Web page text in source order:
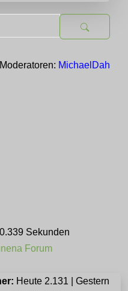
Moderatoren: MichaelDah
Sekunden
Forum
Heute 2.131 | Gestern